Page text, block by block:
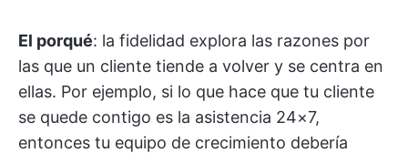
El porqué: la fidelidad explora las razones por
las que un cliente tiende a volver y se centra en
ellas. Por ejemplo, si lo que hace que tu cliente
se quede contigo es la asistencia 24×7,
entonces tu equipo de crecimiento debería